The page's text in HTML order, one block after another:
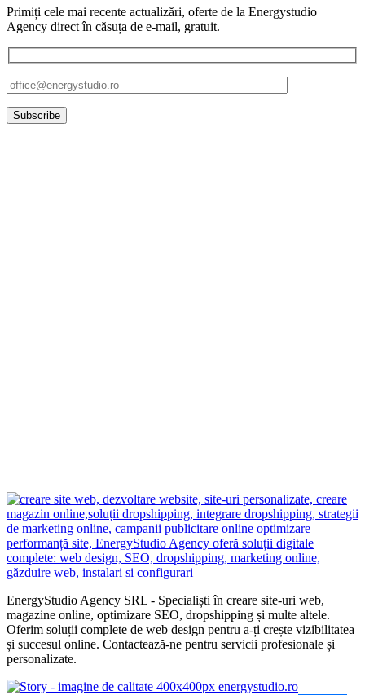
Primiți cele mai recente actualizări, oferte de la Energystudio
Agency direct în căsuța de e-mail, gratuit.
EnergyStudio Agency SRL - Specialiști în creare site-uri web,
magazine online, optimizare SEO, dropshipping și multe altele.
Oferim soluții complete de web design pentru a-ți crește vizibilitatea
și succesul online. Contactează-ne pentru servicii profesionale și
personalizate.